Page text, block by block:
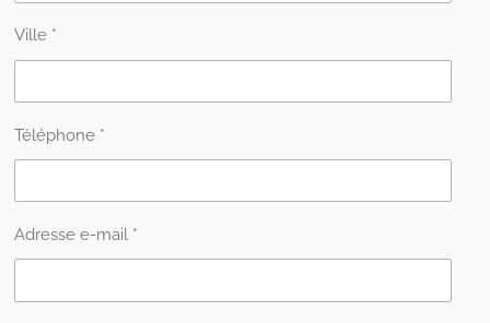
Ville *
Téléphone *
Adresse e-mail *